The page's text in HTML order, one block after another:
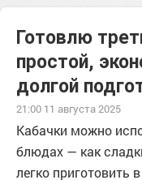
Готовлю
простой,
долгой
21:00 11 августа 2025
Кабачки можно
блюдах — как
легко приготовить